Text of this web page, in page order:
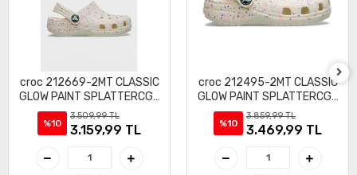
croc 212669-2MT CLASSIC
GLOW PAINT SPLATTERCGK
ÇOCUK SANDALET TERLİK
%10
3.509,99 TL
3.159,99 TL
croc 212495-2MT CLASSIC
GLOW PAINT SPLATTERCGK
ÇOCUK SANDALET TERLİK
%10
3.859,99 TL
3.469,99 TL